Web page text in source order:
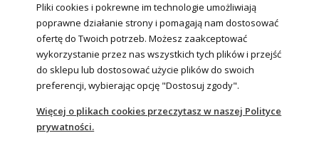
Internetowy sklep ogrodniczy z nasionami RajOgrodnika.pl
NIP: 6090037061, REGON: 260240470 | Czarnca, ul. Tęczowa 31, 29-100
Włoszczowa
POKAŻ PEŁNĄ WERSJĘ STRONY
Sklep internetowy Shoper Premium
Pliki cookies i pokrewne im technologie umożliwiają
poprawne działanie strony i pomagają nam dostosować
ofertę do Twoich potrzeb. Możesz zaakceptować
wykorzystanie przez nas wszystkich tych plików i przejść
do sklepu lub dostosować użycie plików do swoich
preferencji, wybierając opcję "Dostosuj zgody".
Więcej o plikach cookies przeczytasz w naszej Polityce
prywatności.